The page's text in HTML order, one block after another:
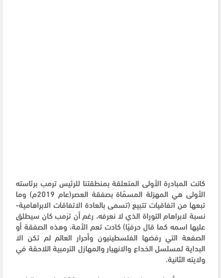
كانت المبادرة الأولى المتعلقة بمنطقتنا للرئيس ترمب برئاسته
الأولى هي المهزلة المسمّاة بصفقة العصر(عام 2019م) وما
تبعها من اتفاقيات تتبيع (تسمى بالعادة الاتفاقات الابراهامية-
نسبة لابراهام التوراة الذي لا نعرفه، رغم أن ترَمب كان سيطلق
عليها اسمه كما قال حرفيًا) كادت تعم الأمة، وهذه الصفقة أو
الصفعة التي رفضها الفلسطينيون وأحرار العالم لم تكن الا
البداية لمسلسل الخداع والانهيار والمهازل الترمبية اللاحقة في
ولايته الثانية.